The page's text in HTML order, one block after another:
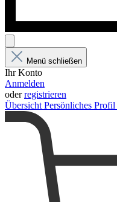
Menü schließen
Ihr Konto
Anmelden
oderregistrieren
Übersicht Persönliches Profil